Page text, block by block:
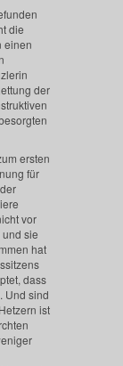
die
einen
der
ersten
für
vor
sie
hat
dass
Und sind
ist